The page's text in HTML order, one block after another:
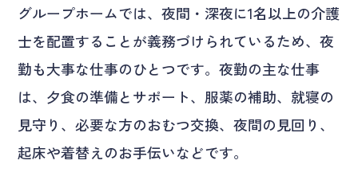
グループホームでは、夜間・深夜に1名以上の介護
士を配置することが義務づけられているため、夜
勤も大事な仕事のひとつです。夜勤の主な仕事
は、夕食の準備とサポート、服薬の補助、就寝の
見守り、必要な方のおむつ交換、夜間の見回り、
起床や着替えのお手伝いなどです。